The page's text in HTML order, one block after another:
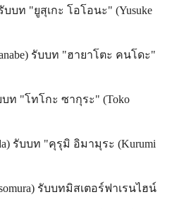
บบท "ยูสุเกะ โอโอนะ" (Yusuke
รับบท "ฮายาโตะ คนโดะ"
บท "โทโกะ ซากุระ" (Toko
รับบท "คุรุมิ อิมามุระ (Kurumi
รับบทมิสเตอร์ฟาเรนไฮน์